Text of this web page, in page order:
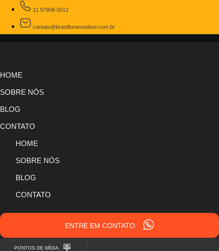
11 97958-0012
contato@brasilforteoutdoor.com.br
HOME
SOBRE NÓS
BLOG
CONTATO
HOME
SOBRE NÓS
BLOG
CONTATO
ENTRE EM CONTATO
PONTOS DE MÍDIA